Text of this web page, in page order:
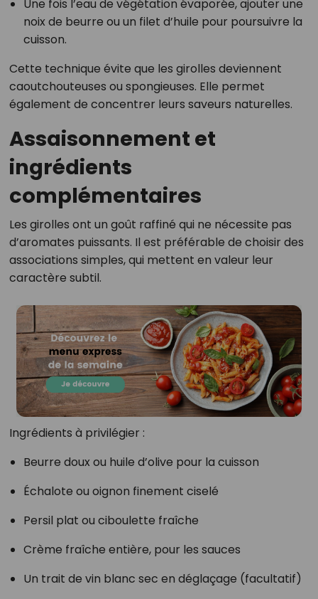
Une fois l’eau de végétation évaporée, ajouter une
noix de beurre ou un filet d’huile pour poursuivre la
cuisson.
Cette technique évite que les girolles deviennent
caoutchouteuses ou spongieuses. Elle permet
également de concentrer leurs saveurs naturelles.
Assaisonnement et
ingrédients
complémentaires
Les girolles ont un goût raffiné qui ne nécessite pas
d’aromates puissants. Il est préférable de choisir des
associations simples, qui mettent en valeur leur
caractère subtil.
Ingrédients à privilégier :
Beurre doux ou huile d’olive pour la cuisson
Échalote ou oignon finement ciselé
Persil plat ou ciboulette fraîche
Crème fraîche entière, pour les sauces
Un trait de vin blanc sec en déglaçage (facultatif)